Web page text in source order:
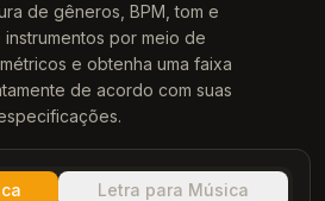
de gêneros, BPM, tom e
por meio de
e obtenha uma faixa
de acordo com suas
Letra para Música